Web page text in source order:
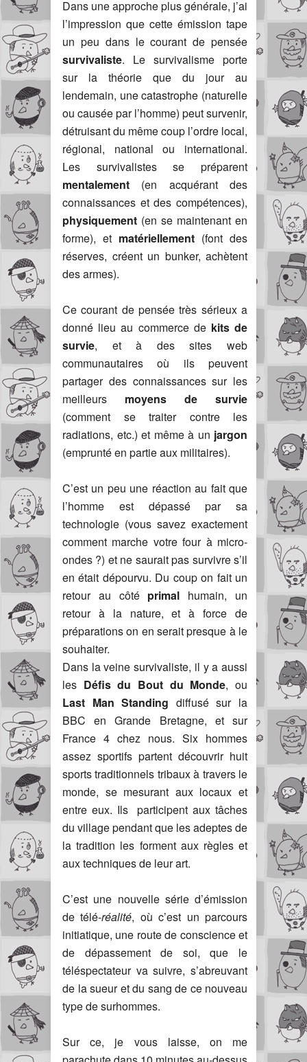
Dans une approche plus générale, j’ai
l’impression que cette émission tape
un peu dans le courant de pensée
survivaliste. Le survivalisme porte
sur la théorie que du jour au
lendemain, une catastrophe (naturelle
ou causée par l’homme) peut survenir,
détruisant du même coup l’ordre local,
régional, national ou international.
Les survivalistes se préparent
mentalement (en acquérant des
connaissances et des compétences),
physiquement (en se maintenant en
forme), et matériellement (font des
réserves, créent un bunker, achètent
des armes).
Ce courant de pensée très sérieux a
donné lieu au commerce de kits de
survie, et à des sites web
communautaires où ils peuvent
partager des connaissances sur les
meilleurs moyens de survie
(comment se traiter contre les
radiations, etc.) et même à un jargon
(emprunté en partie aux militaires).
C’est un peu une réaction au fait que
l’homme est dépassé par sa
technologie (vous savez exactement
comment marche votre four à micro-
ondes ?) et ne saurait pas survivre s’il
en était dépourvu. Du coup on fait un
retour au côté primal humain, un
retour à la nature, et à force de
préparations on en serait presque à le
souhaiter.
Dans la veine survivaliste, il y a aussi
les Défis du Bout du Monde, ou
Last Man Standing diffusé sur la
BBC en Grande Bretagne, et sur
France 4 chez nous. Six hommes
assez sportifs partent découvrir huit
sports traditionnels tribaux à travers le
monde, se mesurant aux locaux et
entre eux. Ils participent aux tâches
du village pendant que les adeptes de
la tradition les forment aux règles et
aux techniques de leur art.
C’est une nouvelle série d’émission
de télé-réalité, où c’est un parcours
initiatique, une route de conscience et
de dépassement de soi, que le
téléspectateur va suivre, s’abreuvant
de la sueur et du sang de ce nouveau
type de surhommes.
Sur ce, je vous laisse, on me